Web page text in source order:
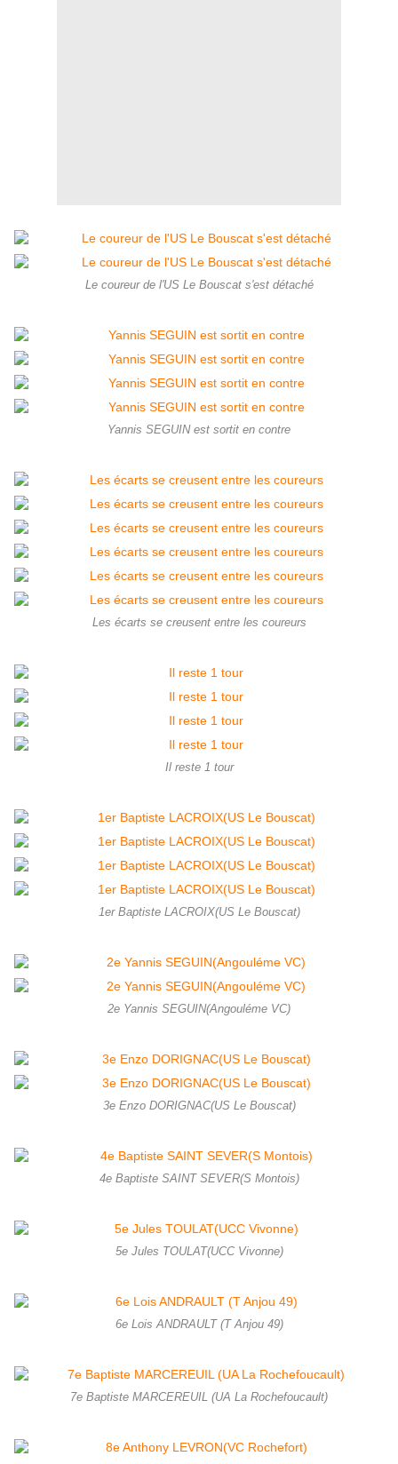
Le coureur de l'US Le Bouscat s'est détaché
Yannis SEGUIN est sortit en contre
Les écarts se creusent entre les coureurs
Il reste 1 tour
1er Baptiste LACROIX(US Le Bouscat)
2e Yannis SEGUIN(Angouléme VC)
3e Enzo DORIGNAC(US Le Bouscat)
4e Baptiste SAINT SEVER(S Montois)
5e Jules TOULAT(UCC Vivonne)
6e Lois ANDRAULT (T Anjou 49)
7e Baptiste MARCEREUIL (UA La Rochefoucault)